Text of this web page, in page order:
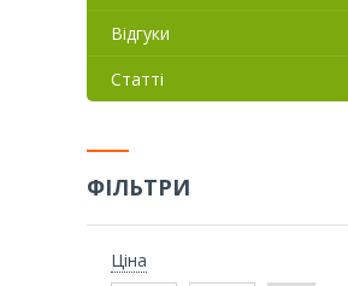
Відгуки
Статті
ФІЛЬТРИ
Ціна